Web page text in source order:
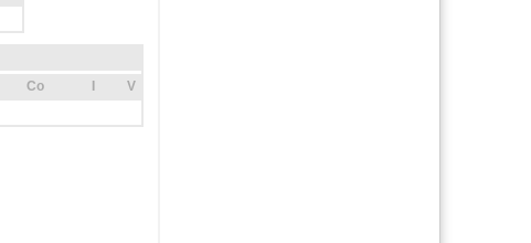
Co
V